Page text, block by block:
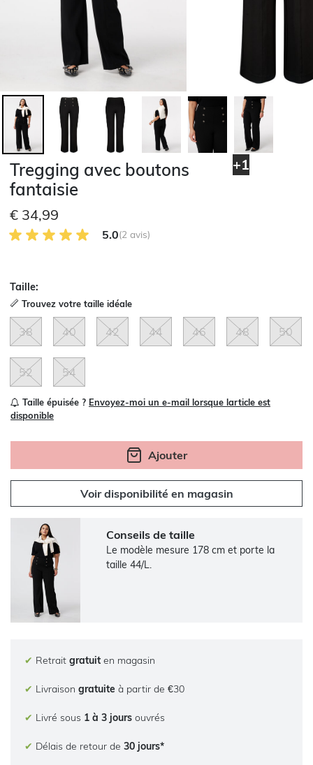
+1
Tregging avec boutons
fantaisie
€ 34,99
5.0 sur 5 avis des clients
5.0(2 avis)
Taille:
Trouvez votre taille idéale
38 40 42 44 46 48 50
52 54
Taille épuisée ? Envoyez-moi un e-mail lorsque larticle est
disponible
Ajouter
Voir disponibilité en magasin
Conseils de taille
Le modèle mesure 178 cm et porte la
taille 44/L.
✔ Retrait gratuit en magasin
✔ Livraison gratuite à partir de €30
✔ Livré sous 1 à 3 jours ouvrés
✔ Délais de retour de 30 jours*